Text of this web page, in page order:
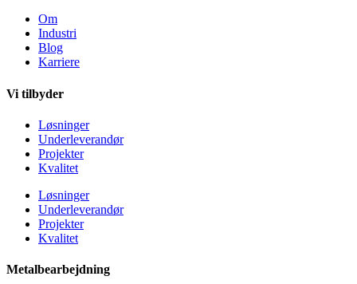
Om
Industri
Blog
Karriere
Vi tilbyder
Løsninger
Underleverandør
Projekter
Kvalitet
Løsninger
Underleverandør
Projekter
Kvalitet
Metalbearbejdning